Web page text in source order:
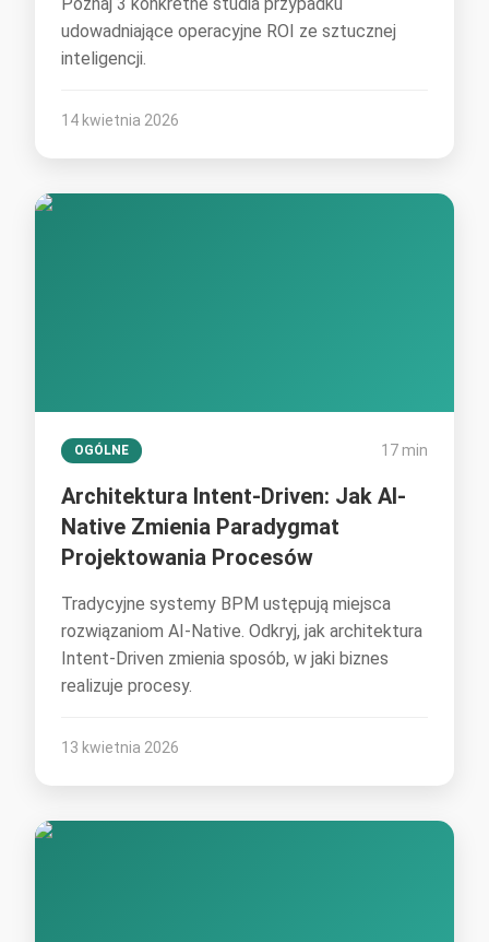
udowadniające operacyjne ROI ze sztucznej
inteligencji.
14 kwietnia 2026
OGÓLNE 17 min
Architektura Intent-Driven: Jak AI-
Native Zmienia Paradygmat
Projektowania Procesów
Tradycyjne systemy BPM ustępują miejsca
rozwiązaniom AI-Native. Odkryj, jak architektura
Intent-Driven zmienia sposób, w jaki biznes
realizuje procesy.
13 kwietnia 2026